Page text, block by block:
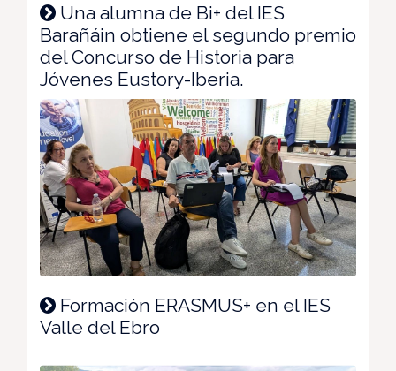
Una alumna de Bi+ del IES
Barañáin obtiene el segundo premio
del Concurso de Historia para
Jóvenes Eustory-Iberia.
Formación ERASMUS+ en el IES
Valle del Ebro